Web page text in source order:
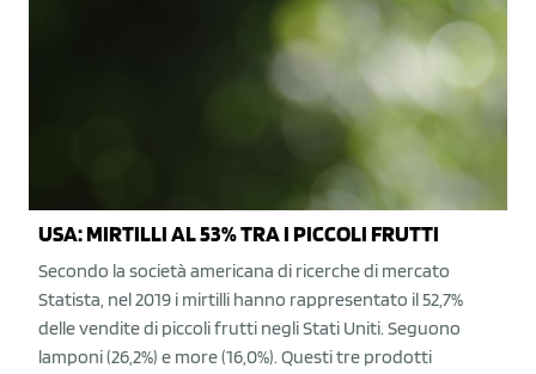
USA: MIRTILLI AL 53% TRA I PICCOLI FRUTTI
Secondo la società americana di ricerche di mercato
Statista, nel 2019 i mirtilli hanno rappresentato il 52,7%
delle vendite di piccoli frutti negli Stati Uniti. Seguono
lamponi (26,2%) e more (16,0%). Questi tre prodotti